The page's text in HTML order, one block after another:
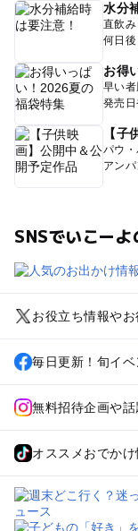
水分
直飲み
何日
お得
早い
発売
【子
パウ
アン
SNSでいこーよ
お役立ち情報や
毎日更新！旬イ
無料招待企画や
オススメおでかけ